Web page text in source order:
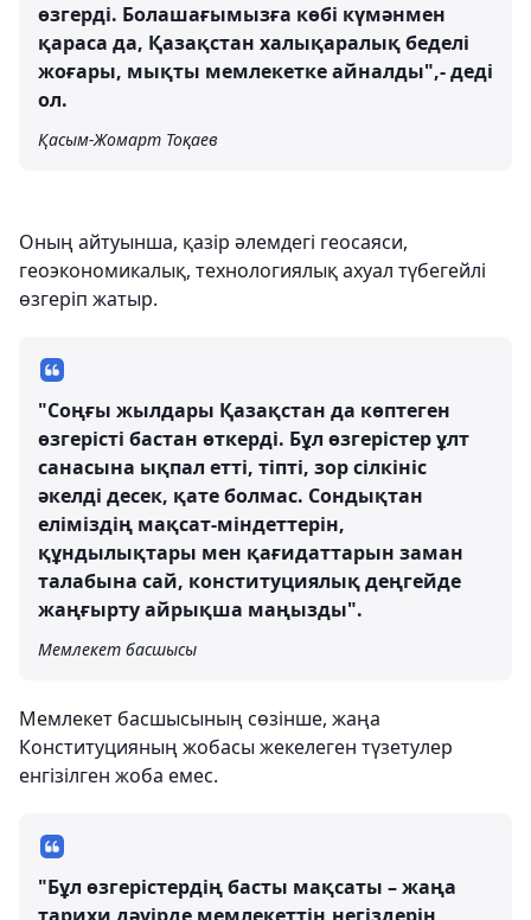
өзгерді. Болашағымызға көбі күмәнмен
қараса да, Қазақстан халықаралық беделі
жоғары, мықты мемлекетке айналды",- деді
ол.
Қасым-Жомарт Тоқаев
Оның айтуынша, қазір әлемдегі геосаяси,
геоэкономикалық, технологиялық ахуал түбегейлі
өзгеріп жатыр.
"Соңғы жылдары Қазақстан да көптеген
өзгерісті бастан өткерді. Бұл өзгерістер ұлт
санасына ықпал етті, тіпті, зор сілкініс
әкелді десек, қате болмас. Сондықтан
еліміздің мақсат-міндеттерін,
құндылықтары мен қағидаттарын заман
талабына сай, конституциялық деңгейде
жаңғырту айрықша маңызды".
Мемлекет басшысы
Мемлекет басшысының сөзінше, жаңа
Конституцияның жобасы жекелеген түзетулер
енгізілген жоба емес.
"Бұл өзгерістердің басты мақсаты – жаңа